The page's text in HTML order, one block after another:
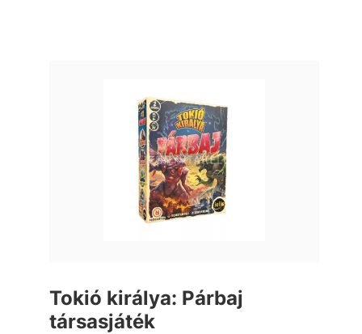
Tokió királya: Párbaj
társasjáték